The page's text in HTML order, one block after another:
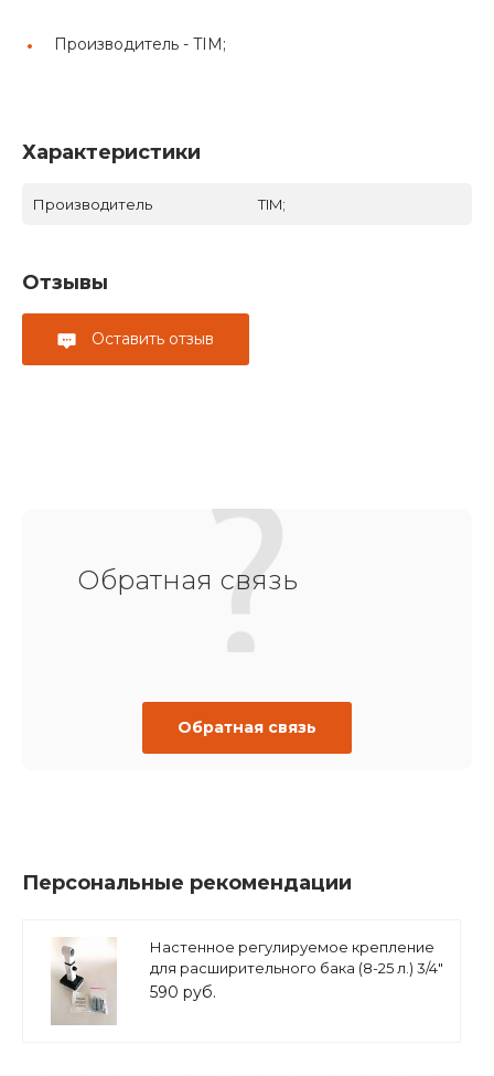
Производитель - TIM;
Характеристики
Производитель TIM;
Отзывы
Оставить отзыв
Обратная связь
Обратная связь
Персональные рекомендации
Настенное регулируемое крепление
для расширительного бака (8-25 л.) 3/4"
белое, ASKON
590 руб.